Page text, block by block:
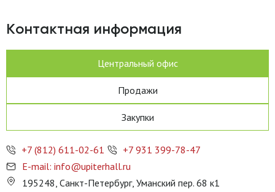
Контактная информация
Центральный офис
Продажи
Закупки
+7 (812) 611-02-61
+7 931 399-78-47
E-mail: info@upiterhall.ru
195248, Санкт-Петербург, Уманский пер. 68 к1